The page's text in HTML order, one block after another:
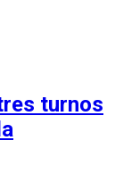
turnos